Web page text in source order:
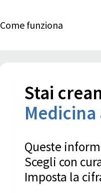
Come funziona
Stai
Queste
Scegli con
Imposta la